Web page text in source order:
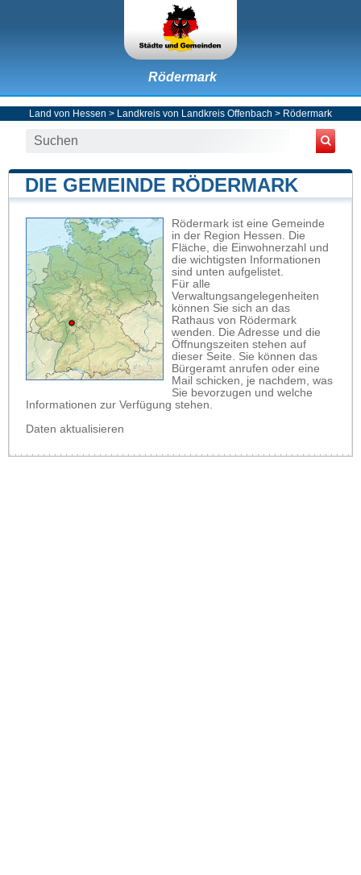
Rödermark
Land von Hessen > Landkreis von Landkreis Offenbach > Rödermark
DIE GEMEINDE RÖDERMARK
Rödermark ist eine Gemeinde
in der Region Hessen. Die
Fläche, die Einwohnerzahl und
die wichtigsten Informationen
sind unten aufgelistet.
Für alle
Verwaltungsangelegenheiten
können Sie sich an das
Rathaus von Rödermark
wenden. Die Adresse und die
Öffnungszeiten stehen auf
dieser Seite. Sie können das
Bürgeramt anrufen oder eine
Mail schicken, je nachdem, was
Sie bevorzugen und welche
Informationen zur Verfügung stehen.
Daten aktualisieren